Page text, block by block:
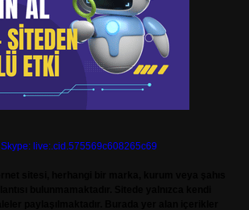
Skype: live:.cid.575569c608265c69